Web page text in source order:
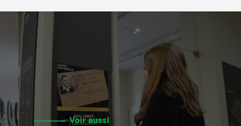
Voir aussi